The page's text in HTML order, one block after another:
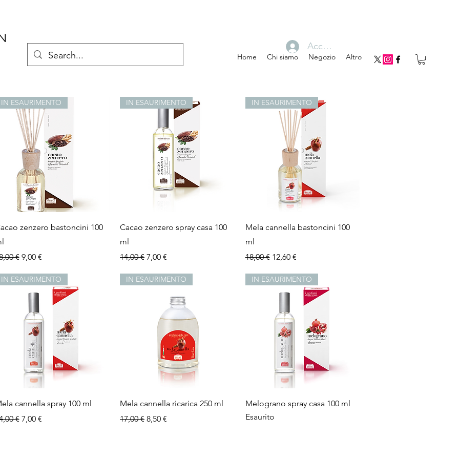
Home Chi siamo Negozio Altro
Accedi
Vista rapida
IN ESAURIMENTO
zenzero bastoncini 100
regolare
€ Prezzo scontato
9,00 €
Vista rapida
IN ESAURIMENTO
Cacao zenzero spray casa 100
ml
Prezzo regolare
14,00 € Prezzo scontato
7,00 €
Vista rapida
IN ESAURIMENTO
Mela cannella bastoncini 100
ml
Prezzo regolare
18,00 € Prezzo scontato
12,60 €
Vista rapida
IN ESAURIMENTO
cannella spray 100 ml
regolare
€ Prezzo scontato
7,00 €
Vista rapida
IN ESAURIMENTO
Mela cannella ricarica 250 ml
Prezzo regolare
17,00 € Prezzo scontato
8,50 €
Vista rapida
IN ESAURIMENTO
Melograno spray casa 100 ml
Esaurito